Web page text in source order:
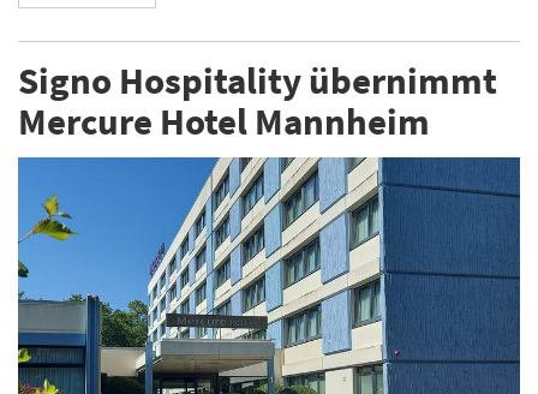
Signo Hospitality übernimmt
Mercure Hotel Mannheim